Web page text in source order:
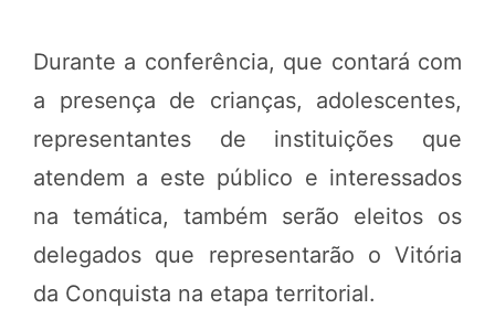
Durante a conferência, que contará com
a presença de crianças, adolescentes,
representantes de instituições que
atendem a este público e interessados
na temática, também serão eleitos os
delegados que representarão o Vitória
da Conquista na etapa territorial.